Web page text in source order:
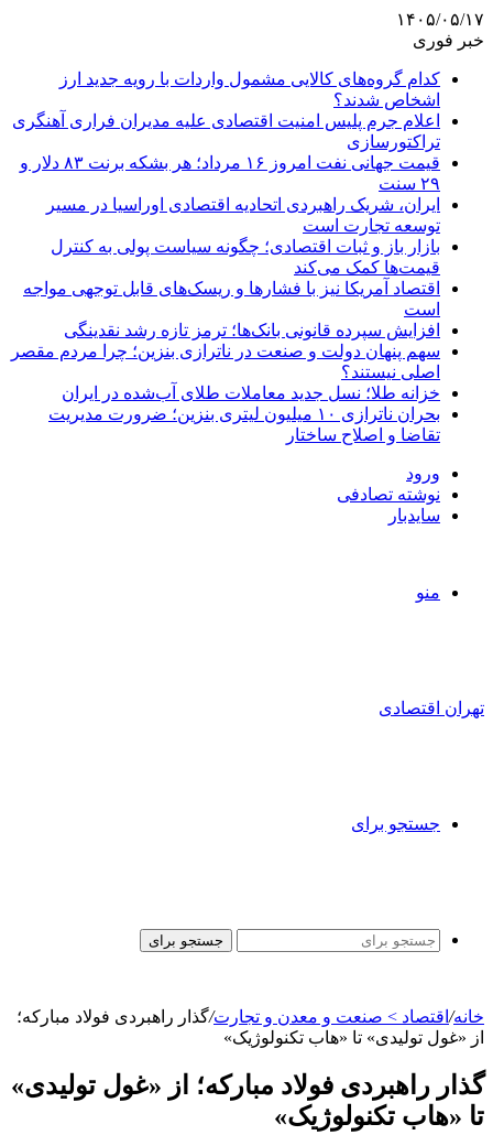
۱۴۰۵/۰۵/۱۷
خبر فوری
کدام گروه‌های کالایی مشمول واردات با رویه جدید ارز
اشخاص شدند؟
اعلام جرم پلیس امنیت اقتصادی علیه مدیران فراری آهنگری
تراکتورسازی
قیمت جهانی نفت امروز ۱۶ مرداد؛ هر بشکه برنت ۸۳ دلار و
۲۹ سنت
ایران، شریک راهبردی اتحادیه اقتصادی اوراسیا در مسیر
توسعه تجارت است
بازار باز و ثبات اقتصادی؛ چگونه سیاست پولی به کنترل
قیمت‌ها کمک می‌کند
اقتصاد آمریکا نیز با فشارها و ریسک‌های قابل توجهی مواجه
است
افزایش سپرده قانونی بانک‌ها؛ ترمز تازه رشد نقدینگی
سهم پنهان دولت و صنعت در ناترازی بنزین؛ چرا مردم مقصر
اصلی نیستند؟
خزانه طلا؛ نسل جدید معاملات طلای آب‌شده در ایران
بحران ناترازی ۱۰ میلیون لیتری بنزین؛ ضرورت مدیریت
تقاضا و اصلاح ساختار
ورود
نوشته تصادفی
سایدبار
منو
تهران اقتصادی
جستجو برای
جستجو برای
خانه/ اقتصاد > صنعت و معدن و تجارت/گذار راهبردی فولاد مبارکه؛
از «غول تولیدی» تا «هاب تکنولوژیک»
گذار راهبردی فولاد مبارکه؛ از «غول تولیدی»
تا «هاب تکنولوژیک»